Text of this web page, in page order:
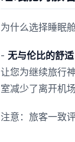
为什么选择睡眠
- 无与伦比的舒适
让您为继续旅行
室减少了离开机
注意：旅客一致